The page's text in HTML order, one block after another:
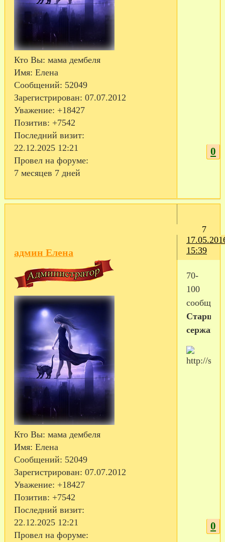
Кто Вы: мама дембеля
Имя: Елена
Сообщений: 52049
Зарегистрирован: 07.07.2012
Уважение: +18427
Позитив: +7542
Последний визит:
22.12.2025 12:21
Провел на форуме:
7 месяцев 7 дней
0
7
15:39
админ Елена
Кто Вы: мама дембеля
Имя: Елена
Сообщений: 52049
Зарегистрирован: 07.07.2012
Уважение: +18427
Позитив: +7542
Последний визит:
22.12.2025 12:21
Провел на форуме:
70-
100
Старший
сержант
0